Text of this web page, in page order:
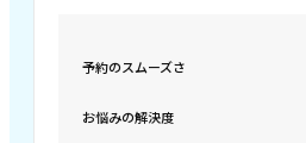
予約のスムーズさ
お悩みの解決度